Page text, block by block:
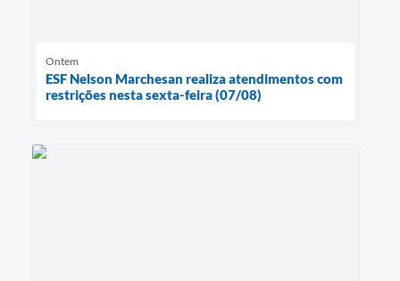
Ontem
ESF Nelson Marchesan realiza atendimentos com
restrições nesta sexta-feira (07/08)